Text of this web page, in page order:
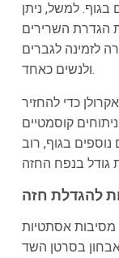
בגוף. למשל, ניתן
הגדרת השרירים
לזמינה לגברים
ולנשים כאחד.
כדי להחזיר
קוסמטיים
בגוף, רוב
מסיבות אסתטיות
בסרטן השד